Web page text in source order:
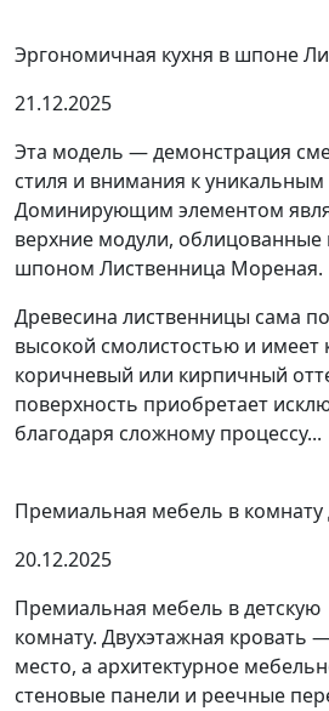
Эргономичная кухня в шпоне
21.12.2025
Эта модель — демонстрация
стиля и внимания к
Доминирующим элементом
верхние модули,
шпоном Лиственница Мореная.
Древесина лиственницы сама
высокой смолистостью и имеет
коричневый или кирпичный
поверхность приобретает
благодаря сложному процессу...
Премиальная мебель в комнату
20.12.2025
Премиальная мебель в детскую
комнату. Двухэтажная кровать
место, а архитектурное
стеновые панели и реечные